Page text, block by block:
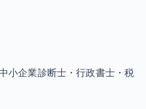
小企業診断士・行政書士・税